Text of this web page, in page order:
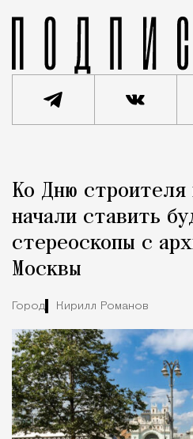
Город
Ко Дню строителя
начали ставить
стереоскопы с
Москвы
Город Кирилл Романов